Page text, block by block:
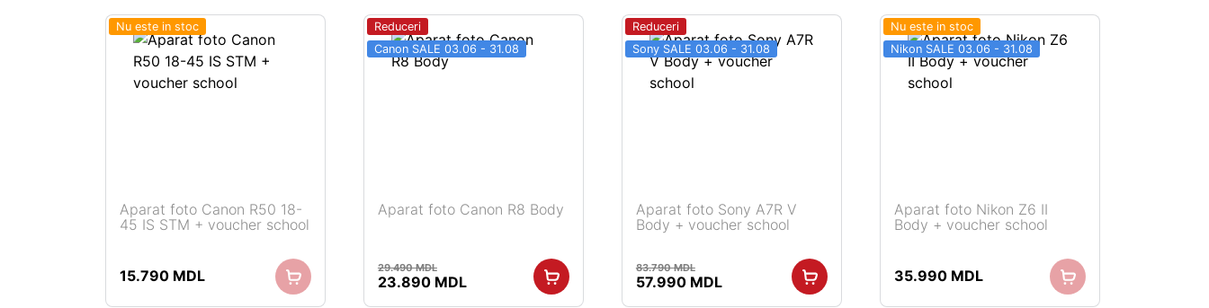
Nu este in stoc
Aparat foto Canon R50 18-
45 IS STM + voucher school
15.790 MDL
Reduceri
Canon SALE 03.06 - 31.08
Aparat foto Canon R8 Body
29.490MDL
Prețul
23.890 MDL
Reduceri
Sony SALE 03.06 - 31.08
Aparat foto Sony A7R V
Body + voucher school
83.790MDL
Prețul
57.990 MDL
Nu este in stoc
Nikon SALE 03.06 - 31.08
Aparat foto Nikon Z6 II
Body + voucher school
35.990 MDL